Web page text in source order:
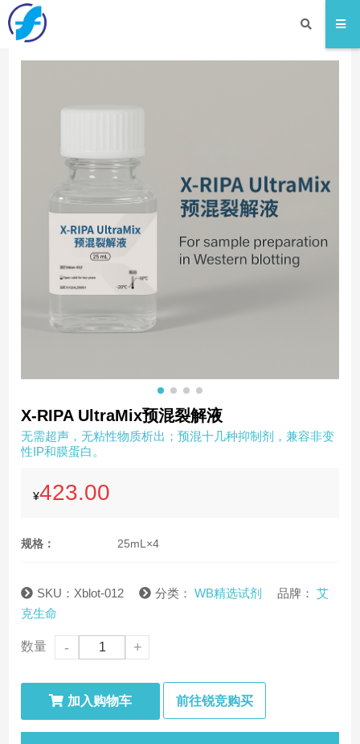
X-RIPA UltraMix预混裂解液
无需超声，无粘性物质析出；预混十几种抑制剂，兼容非变
性IP和膜蛋白。
¥423.00
规格： 25mL×4
SKU：Xblot-012 分类：WB精选试剂 品牌：艾
克生命
数量 - +
加入购物车 前往锐竞购买